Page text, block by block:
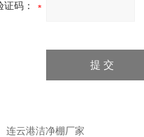
证码：
连云港洁净棚厂家